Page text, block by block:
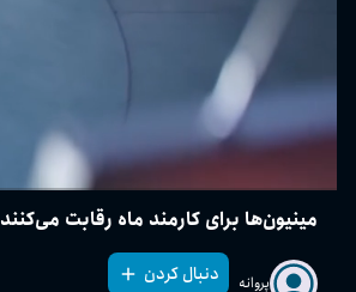
مینیون‌ها برای کارمند ماه رقابت می‌کنند
پروانه دنبال کردن